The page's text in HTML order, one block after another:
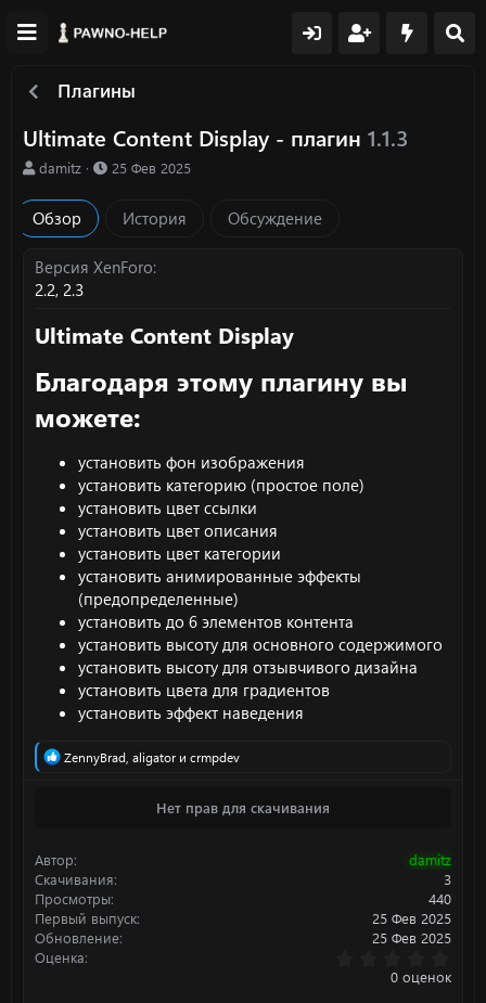
Плагины
Ultimate Content Display - плагин 1.1.3
А
т
о
damitz
Д
о
н
я
25 Фев 2025
Обзор История Обсуждение
Версия XenForo
2.2 2.3
Ultimate Content Display​
Благодаря этому плагину вы
можете:​
установить фон изображения
установить категорию (простое поле)
установить цвет ссылки
установить цвет описания
установить цвет категории
установить анимированные эффекты
(предопределенные)
установить до 6 элементов контента
установить высоту для основного содержимого
установить высоту для отзывчивого дизайна
установить цвета для градиентов
установить эффект наведения
Р
и
:
ZennyBrad, aligator и crmpdev
Нет прав для скачивания
Автор
damitz
Скачивания
3
Просмотры
440
Первый выпуск
25 Фев 2025
Обновление
25 Фев 2025
Оценка
.
0
0 оценок